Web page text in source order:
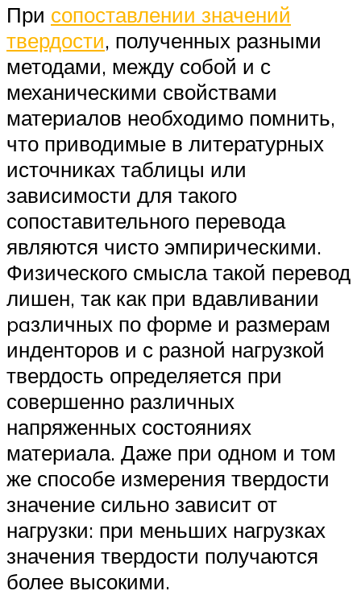
При сопоставлении значений
твердости, полученных разными
методами, между собой и с
механическими свойствами
материалов необходимо помнить,
что приводимые в литературных
источниках таблицы или
зависимости для такого
сопоставительного перевода
являются чисто эмпирическими.
Физического смысла такой перевод
лишен, так как при вдавливании
paзличных по форме и размерам
инденторов и с разной нагрузкой
твердость определяется при
совершенно различных
напряженных состояниях
материала. Даже при одном и том
же способе измерения твердости
значение сильно зависит от
нагрузки: при меньших нагрузках
значения твердости получаются
более высокими.